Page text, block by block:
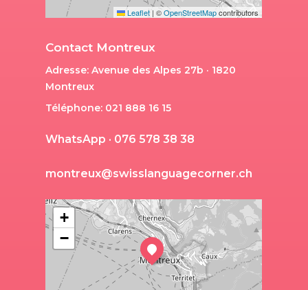
Leaflet | ©OpenStreetMapcontributors
Contact Montreux
Adresse: Avenue des Alpes 27b · 1820
Montreux
Téléphone: 021 888 16 15
WhatsApp · 076 578 38 38
montreux@swisslanguagecorner.ch
+
−